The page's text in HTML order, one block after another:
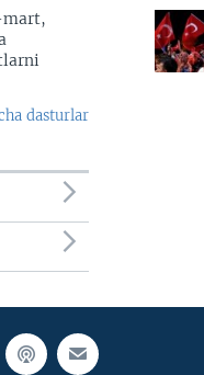
mart,
dasturlar